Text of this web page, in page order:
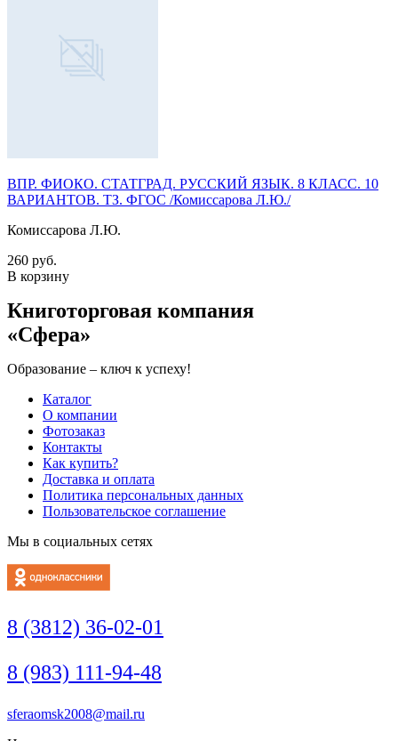
ВПР. ФИОКО. СТАТГРАД. РУССКИЙ ЯЗЫК. 8 КЛАСС. 10
ВАРИАНТОВ. ТЗ. ФГОС /Комиссарова Л.Ю./
Комиссарова Л.Ю.
260 руб.
В корзину
Книготорговая компания
«Сфера»
Образование – ключ к успеху!
Каталог
О компании
Фотозаказ
Контакты
Как купить?
Доставка и оплата
Политика персональных данных
Пользовательское соглашение
Мы в социальных сетях
8 (3812) 36-02-01
8 (983) 111-94-48
sferaomsk2008@mail.ru